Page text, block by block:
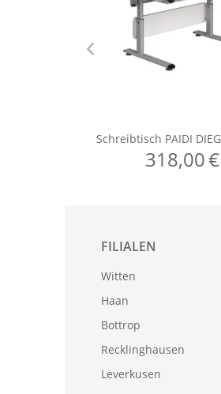
FILIALEN
Witten
Haan
Bottrop
Recklinghausen
Leverkusen